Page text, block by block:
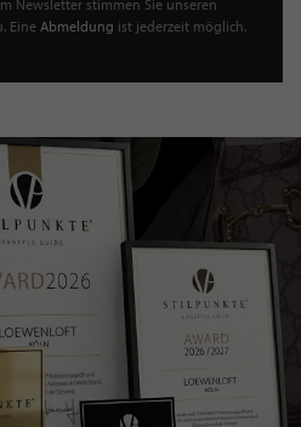
Newsletter stimmen Sie unseren
EineAbmeldung ist jederzeit möglich.